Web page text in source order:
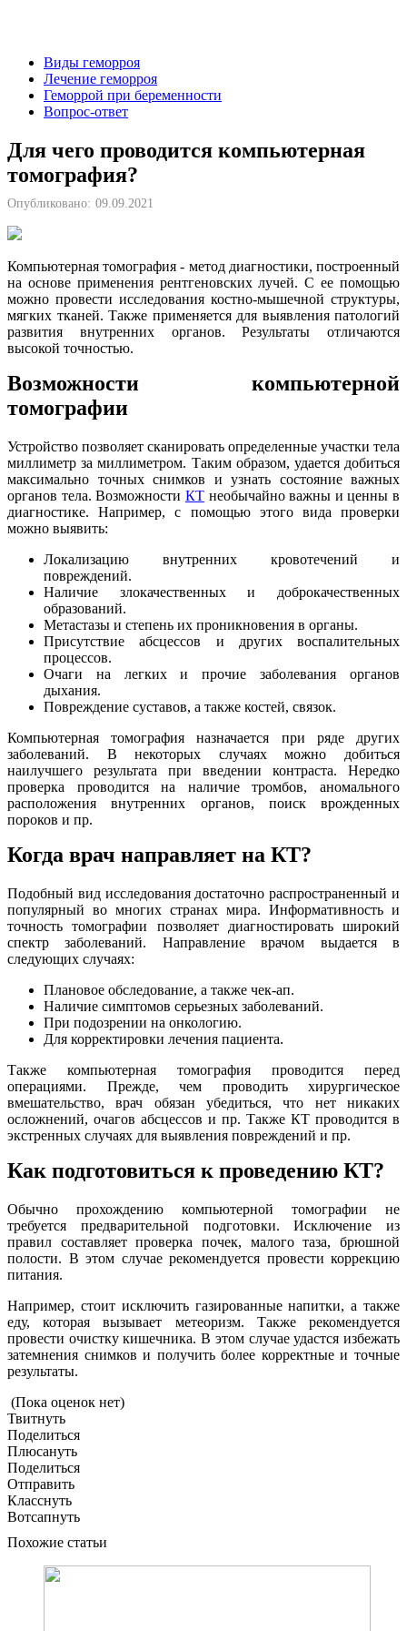
Виды геморроя
Лечение геморроя
Геморрой при беременности
Вопрос-ответ
Для чего проводится компьютерная
томография?
Опубликовано: 09.09.2021
Компьютерная томография - метод диагностики, построенный
на основе применения рентгеновских лучей. С ее помощью
можно провести исследования костно-мышечной структуры,
мягких тканей. Также применяется для выявления патологий
развития внутренних органов. Результаты отличаются
высокой точностью.
Возможности компьютерной
томографии
Устройство позволяет сканировать определенные участки тела
миллиметр за миллиметром. Таким образом, удается добиться
максимально точных снимков и узнать состояние важных
органов тела. Возможности КТнеобычайно важны и ценны в
диагностике. Например, с помощью этого вида проверки
можно выявить:
Локализацию внутренних кровотечений и
повреждений.
Наличие злокачественных и доброкачественных
образований.
Метастазы и степень их проникновения в органы.
Присутствие абсцессов и других воспалительных
процессов.
Очаги на легких и прочие заболевания органов
дыхания.
Повреждение суставов, а также костей, связок.
Компьютерная томография назначается при ряде других
заболеваний. В некоторых случаях можно добиться
наилучшего результата при введении контраста. Нередко
проверка проводится на наличие тромбов, аномального
расположения внутренних органов, поиск врожденных
пороков и пр.
Когда врач направляет на КТ?
Подобный вид исследования достаточно распространенный и
популярный во многих странах мира. Информативность и
точность томографии позволяет диагностировать широкий
спектр заболеваний. Направление врачом выдается в
следующих случаях:
Плановое обследование, а также чек-ап.
Наличие симптомов серьезных заболеваний.
При подозрении на онкологию.
Для корректировки лечения пациента.
Также компьютерная томография проводится перед
операциями. Прежде, чем проводить хирургическое
вмешательство, врач обязан убедиться, что нет никаких
осложнений, очагов абсцессов и пр. Также КТ проводится в
экстренных случаях для выявления повреждений и пр.
Как подготовиться к проведению КТ?
Обычно прохождению компьютерной томографии не
требуется предварительной подготовки. Исключение из
правил составляет проверка почек, малого таза, брюшной
полости. В этом случае рекомендуется провести коррекцию
питания.
Например, стоит исключить газированные напитки, а также
еду, которая вызывает метеоризм. Также рекомендуется
провести очистку кишечника. В этом случае удастся избежать
затемнения снимков и получить более корректные и точные
результаты.
(Пока оценок нет)
Твитнуть
Поделиться
Плюсануть
Поделиться
Отправить
Класснуть
Вотсапнуть
Похожие статьи